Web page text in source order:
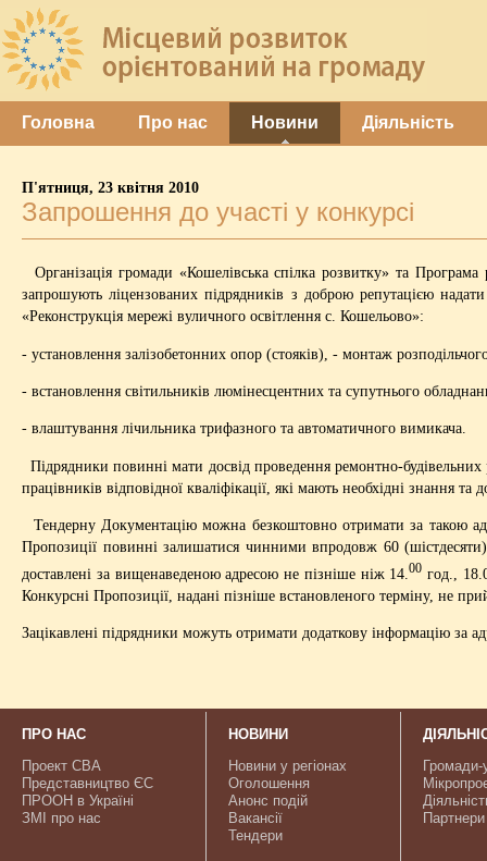
Головна Про нас Новини Діяльність
П'ятниця, 23 квітня 2010
Запрошення до участі у конкурсі
Організація громади «Кошелівська спілка розвитку» та
запрошують ліцензованих підрядників з доброю репутацією
«Реконструкція мережі вуличного освітлення с. Кошельово»:
- установлення залізобетонних опор (стояків), - монтаж
- встановлення світильників люмінесцентних та супутнього
- влаштування лічильника трифазного та автоматичного вимикача.
Підрядники повинні мати досвід проведення ремонтно-будівельних
працівників відповідної кваліфікації, які мають необхідні знання та
Тендерну Документацію можна безкоштовно отримати за такою
Пропозиції повинні залишатися чинними впродовж 60
доставлені за вищенаведеною адресою не пізніше ніж 14.00 год.,
Конкурсні Пропозиції, надані пізніше встановленого терміну, не
Зацікавлені підрядники можуть отримати додаткову інформацію за
ПРО НАС
Проект CBA
Представництво ЄС
ПРООН в Україні
ЗМІ про нас
НОВИНИ
Новини у регіонах
Оголошення
Анонс подій
Вакансії
Тендери
Громади-
Партнери